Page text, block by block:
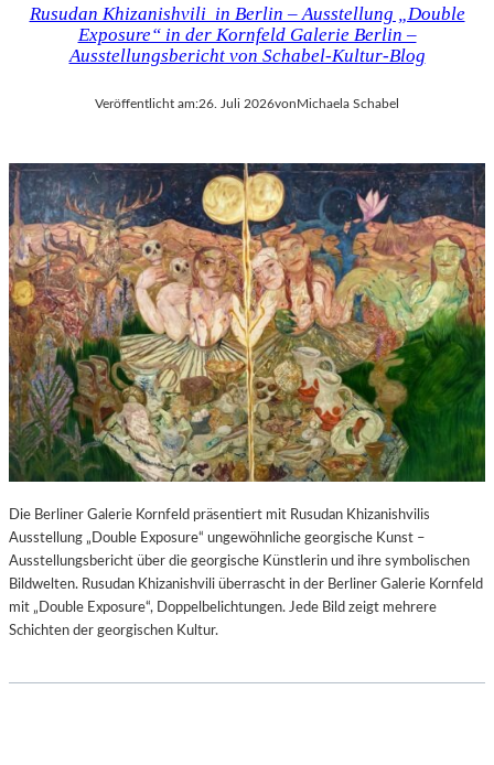
Rusudan Khizanishvili in Berlin – Ausstellung „Double
Exposure“ in der Kornfeld Galerie Berlin –
Ausstellungsbericht von Schabel-Kultur-Blog
Veröffentlicht am:26. Juli 2026vonMichaela Schabel
Die Berliner Galerie Kornfeld präsentiert mit Rusudan Khizanishvilis
Ausstellung „Double Exposure“ ungewöhnliche georgische Kunst –
Ausstellungsbericht über die georgische Künstlerin und ihre symbolischen
Bildwelten. Rusudan Khizanishvili überrascht in der Berliner Galerie Kornfeld
mit „Double Exposure“, Doppelbelichtungen. Jede Bild zeigt mehrere
Schichten der georgischen Kultur.